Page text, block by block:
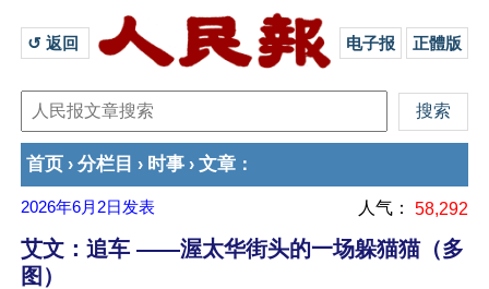
↺ 返回 电子报 正體版
首页 › 分栏目 › 时事 › 文章 ：
2026年6月2日 发表 人气： 58,292
艾文：追车 ——渥太华街头的一场躲猫猫（多
图）